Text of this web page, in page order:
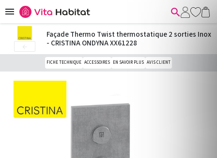
 
Façade Thermo Twist thermostatique 2 sorties Inox
- CRISTINA ONDYNA XX61228
FICHE TECHNIQUE ACCESSOIRES EN SAVOIR PLUS AVIS CLIENT